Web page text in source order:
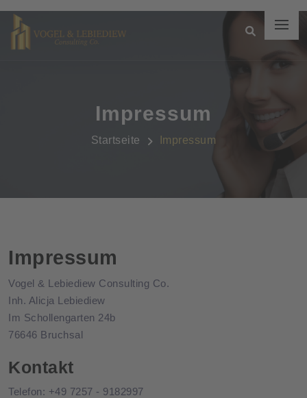
Impressum
Startseite Impressum
Impressum
Vogel & Lebiediew Consulting Co.
Inh. Alicja Lebiediew
Im Schollengarten 24b
76646 Bruchsal
Kontakt
Telefon: +49 7257 - 9182997